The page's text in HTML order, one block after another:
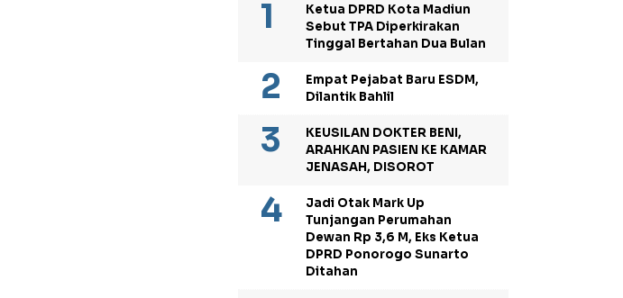
Ketua DPRD Kota Madiun
Sebut TPA Diperkirakan
Tinggal Bertahan Dua Bulan
Empat Pejabat Baru ESDM,
Dilantik Bahlil
KEUSILAN DOKTER BENI,
ARAHKAN PASIEN KE KAMAR
JENASAH, DISOROT
Jadi Otak Mark Up
Tunjangan Perumahan
Dewan Rp 3,6 M, Eks Ketua
DPRD Ponorogo Sunarto
Ditahan